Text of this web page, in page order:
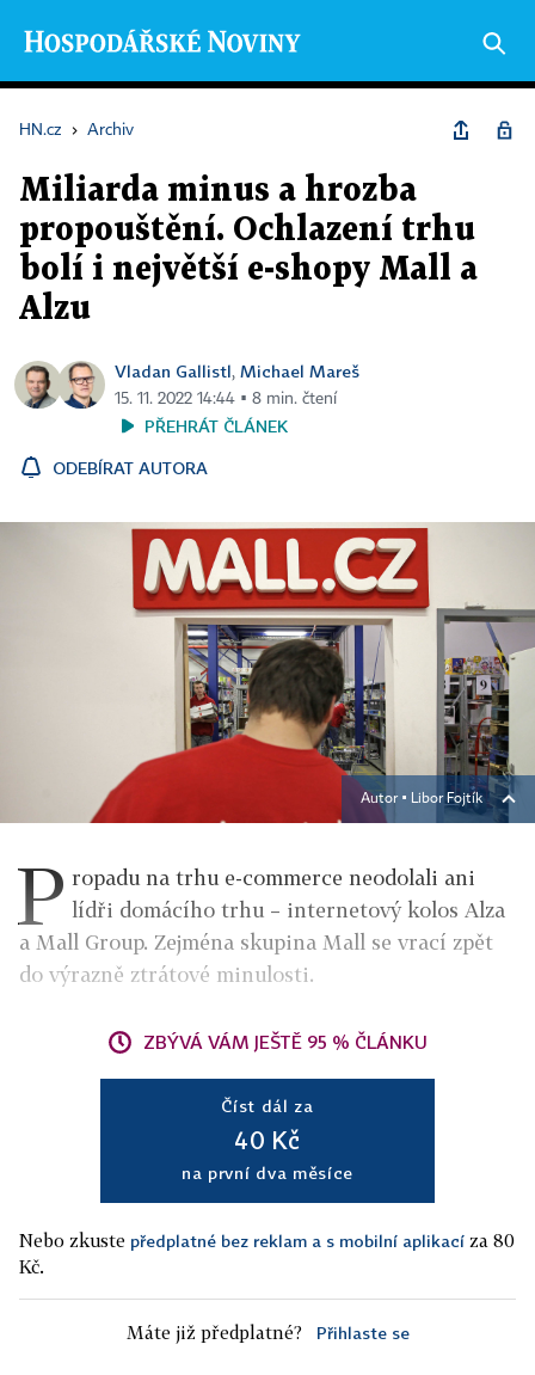
HN.cz › Archiv
Miliarda minus a hrozba
propouštění. Ochlazení trhu
bolí i největší e-shopy Mall a
Alzu
Vladan Gallistl, Michael Mareš
15. 11. 2022 14:44 ▪ 8 min. čtení
PŘEHRÁT ČLÁNEK
ODEBÍRAT AUTORA
Autor ▪ Libor Fojtík
P ropadu na trhu e-commerce neodolali ani
lídři domácího trhu – internetový kolos Alza
a Mall Group. Zejména skupina Mall se vrací zpět
do výrazně ztrátové minulosti.
ZBÝVÁ VÁM JEŠTĚ 95 % ČLÁNKU
Číst dál za
40 Kč
na první dva měsíce
Nebo zkuste předplatné bez reklam a s mobilní aplikací za 80
Kč.
Máte již předplatné? Přihlaste se